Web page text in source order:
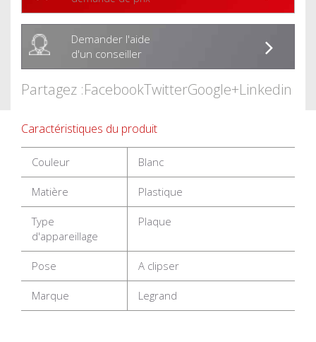
Demander l'aide
d'un conseiller
Partagez :FacebookTwitterGoogle+Linkedin
Caractéristiques du produit
Couleur Blanc
Matière Plastique
Type
d'appareillage
Plaque
Pose A clipser
Marque Legrand